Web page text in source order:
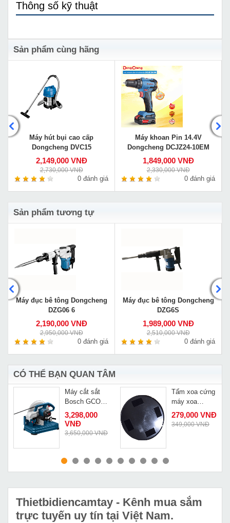
Thông số kỹ thuật
Sản phẩm cùng hãng
Máy hút bụi cao cấp
Dongcheng DVC15
2,149,000 VNĐ
2,730,000 VNĐ
0 đánh giá
Máy khoan Pin 14.4V
Dongcheng DCJZ24-10EM
1,849,000 VNĐ
2,330,000 VNĐ
0 đánh giá
Sản phẩm tương tự
Máy đục bê tông Dongcheng
DZG06 6
2,190,000 VNĐ
2,950,000 VNĐ
0 đánh giá
Máy đục bê tông Dongcheng
DZG6S
1,989,000 VNĐ
2,510,000 VNĐ
0 đánh giá
CÓ THỂ BẠN QUAN TÂM
MUA NGAY
Máy cắt sắt
Bosch GCO
14-24
3,298,000
VNĐ
3,650,000 VNĐ
MUA NGAY
Tấm xoa cứng
máy xoa
tường
279,000 VNĐ
349,000 VNĐ
Thietbidiencamtay - Kênh mua sắm
trực tuyến uy tín tại Việt Nam.